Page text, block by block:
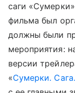
саги
фильма был
должны были
мероприятия:
версии
«Сумерки.